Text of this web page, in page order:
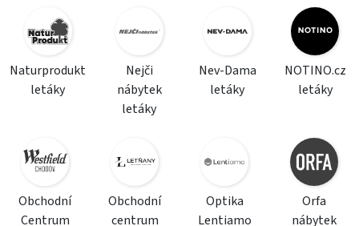
Naturprodukt
letáky
Nejči
nábytek
letáky
Nev-Dama
letáky
NOTINO.cz
letáky
Obchodní
Centrum
Obchodní
centrum
Optika
Lentiamo
Orfa
nábytek